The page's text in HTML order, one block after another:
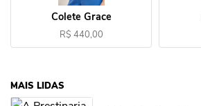
Colete Grace
R$ 440,00
MAIS LIDAS